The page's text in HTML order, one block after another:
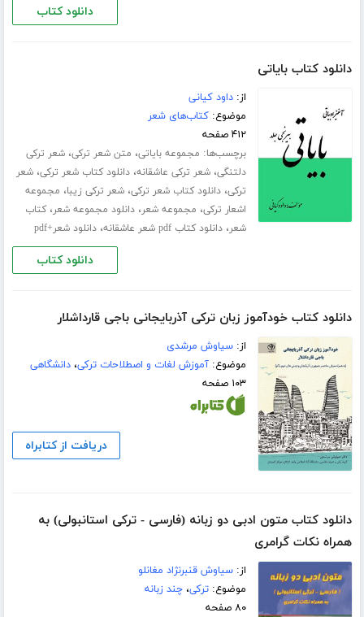
دانلود کتاب
دانلود کتاب بایاتی
از:داود کیانی
موضوع:کتاب‌های شعر
۴۱۲ صفحه
برچسب‌ها: مجموعه بایاتی، متن شعر ترکی،شعر ترکی
دلتنگی،شعر ترکی عاشقانه،دانلود کتاب شعر ترکی،شعر
ترکی،دانلود کتاب شعر ترکی،شعر ترکی زیبا، مجموعه
اشعار ترکی، مجموعه شعر،دانلود مجموعه شعر،کتاب
شعر،دانلود کتاب pdf شعر عاشقانه ،دانلود شعر+pdf
دانلود کتاب
دانلود کتاب خودآموز زبان ترکی آذربایجانی باجی قارداشلار
از:سیاوش مرشدی
موضوع:آموزش لغات و اصطلاحات ترکی،دانشگاهی
۱۰۳ صفحه
دریافت از کتابراه
دانلود کتاب متون ادبی دو زبانه (فارسی - ترکی استانبولی) به
همراه نکات گرامری
از:سیاوش قنبرنژاد مغانلو
موضوع:ترکی،چند زبانه
۸۰ صفحه